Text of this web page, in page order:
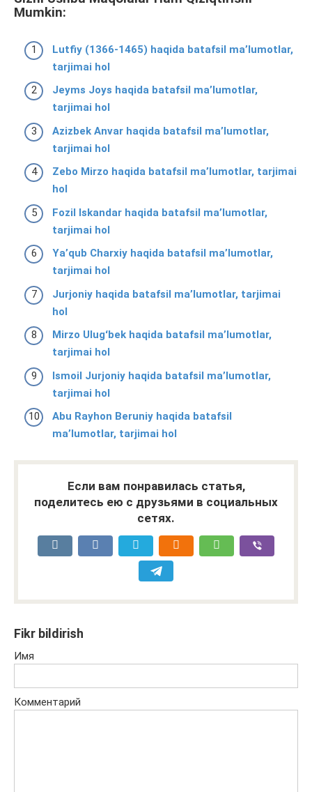
Mumkin:
Lutfiy (1366-1465) haqida batafsil ma’lumotlar,
tarjimai hol
Jeyms Joys haqida batafsil ma’lumotlar,
tarjimai hol
Azizbek Anvar haqida batafsil ma’lumotlar,
tarjimai hol
Zebo Mirzo haqida batafsil ma’lumotlar, tarjimai
hol
Fozil Iskandar haqida batafsil ma’lumotlar,
tarjimai hol
Yaʼqub Charxiy haqida batafsil ma’lumotlar,
tarjimai hol
Jurjoniy haqida batafsil ma’lumotlar, tarjimai
hol
Mirzo Ulugʻbek haqida batafsil ma’lumotlar,
tarjimai hol
Ismoil Jurjoniy haqida batafsil ma’lumotlar,
tarjimai hol
Abu Rayhon Beruniy haqida batafsil
ma’lumotlar, tarjimai hol
Если вам понравилась статья,
поделитесь ею с друзьями в социальных
сетях.
Fikr bildirish
Имя
Комментарий